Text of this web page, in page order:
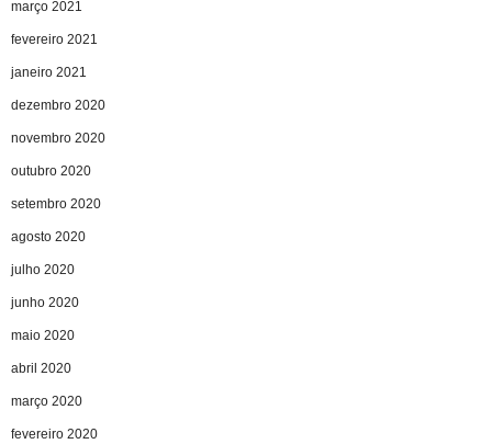
março 2021
fevereiro 2021
janeiro 2021
dezembro 2020
novembro 2020
outubro 2020
setembro 2020
agosto 2020
julho 2020
junho 2020
maio 2020
abril 2020
março 2020
fevereiro 2020